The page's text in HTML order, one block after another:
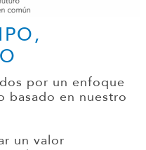
por un enfoque
basado en nuestro
un valor